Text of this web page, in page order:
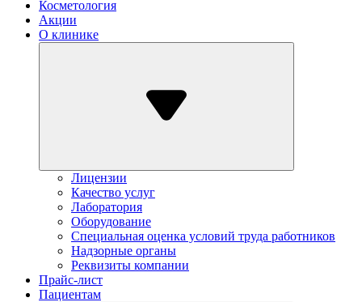
Косметология
Акции
О клинике
Лицензии
Качество услуг
Лаборатория
Оборудование
Специальная оценка условий труда работников
Надзорные органы
Реквизиты компании
Прайс-лист
Пациентам